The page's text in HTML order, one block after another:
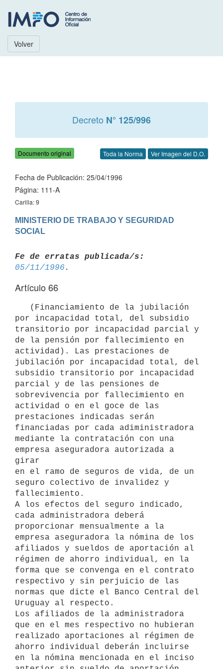
Volver
Decreto N° 125/996
Documento original Toda la Norma Ver Imagen del D.O.
Fecha de Publicación: 25/04/1996
Página: 111-A
Carilla: 9
MINISTERIO DE TRABAJO Y SEGURIDAD
Fe de erratas publicada/s:
05/11/1996
Artículo 66
por incapacidad total, del subsidio
transitorio por incapacidad parcial y
de la pensión por fallecimiento en
actividad). Las prestaciones de
jubilación por incapacidad total, del
subsidio transitorio por incapacidad
parcial y de las pensiones de
sobrevivencia por fallecimiento en
actividad o en el goce de las
prestaciones indicadas serán
financiadas por cada adiministradora
mediante la contratación con una
empresa aseguradora autorizada a
girar
en el ramo de seguros de vida, de un
seguro colectivo de invalidez y
fallecimiento.
A los efectos del seguro indicado,
cada administradora deberá
proporcionar mensualmente a la
empresa aseguradora la nómina de los
afiliados y sueldos de aportación al
régimen de ahorro individual, en la
forma que se convenga en el contrato
respectivo y sin perjuicio de las
normas que dicte el Banco Central del
Uruguay al respecto.
Los afiliados de la administradora
que en el mes respectivo no hubieran
realizado aportaciones al régimen de
ahorro individual deberán incluirse
en la nómina mencionada en el inciso